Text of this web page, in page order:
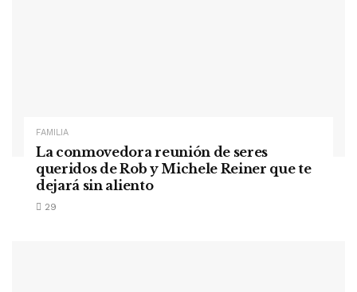
FAMILIA
La conmovedora reunión de seres
queridos de Rob y Michele Reiner que te
dejará sin aliento
29